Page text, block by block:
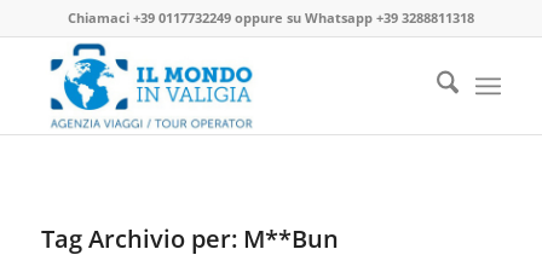
Chiamaci +39 0117732249oppure su Whatsapp +39 3288811318
Tag Archivio per: M**Bun